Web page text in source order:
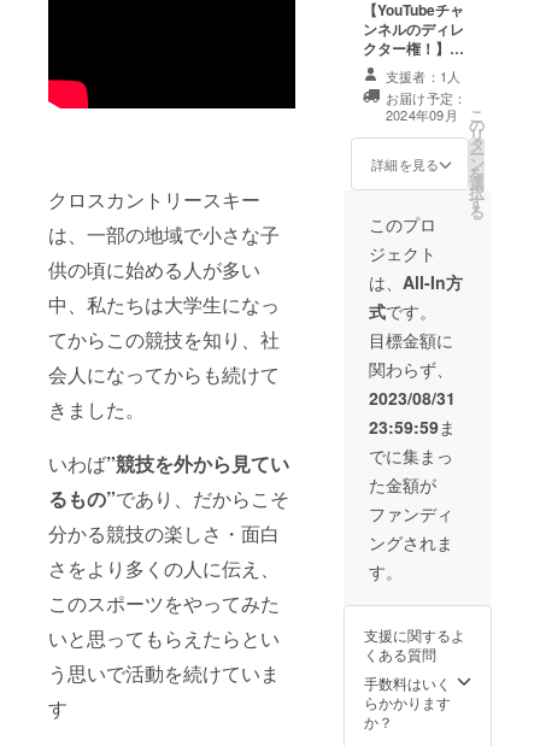
クロスカントリースキー
は、一部の地域で小さな子
供の頃に始める人が多い
中、私たちは大学生になっ
てからこの競技を知り、社
会人になってからも続けて
きました。
いわば”競技を外から見てい
るもの”であり、だからこそ
分かる競技の楽しさ・面白
さをより多くの人に伝え、
このスポーツをやってみた
いと思ってもらえたらとい
う思いで活動を続けていま
す
るか、あなたの
団体・地域でプ
ロモーションさ
せていただきま
す！ 詳細 ①日
程：2024年1月
～9月。 ②時
降、土日祝日の
日中もしくは夕
旭川市内会議室
等 市外
の場合はオンラ
インでの開催 ④
内容：活動に
よって明らかに
なったことやク
ロスカントリー
スキー界への提
言など、ご要望
に合わせてアレ
ンジいたします
⑤スタッフ：今
回のプロジェク
トに関わったメ
ンバーがお話い
たします ⑥会
場：支援者様に
は報告会開催用
お願いいたしま
す 報告
会の開催に伴い
生じる経費は支
援者でご負担を
お願いします
(講師の
【YouTubeチャ
ンネルのディレ
クター権！】
YouTubeチャン
ネル「かむいク
ロカン情報局」
のディレクター
として、動画１
本についてディ
いたします！
するこんな動画
が見たい！」と
いうあなたのご
要望に可能な限
りお応えして、
渾身の動画を作
成いたします！
〇ディレクター
範囲：動画１本
分 ・業務内容
①：動画企画の
提案＆事前打合
せ(1回) ・業務内
画書への意見(1
回) ・業務内容
③：公開前動画
への意見(1回) ・
打合せ方法：旭
川市内の場合は
対面、市外の場
合はオンライン
での実施といた
します ・撮影：
支援者：1人
お届け予定：
2024年09月
詳細を見る
こ
の
リ
タ
ー
ン
を
選
択
す
る
このプロ
ジェクト
は、 All-In方
式です。
目標金額に
関わらず、
2023/08/31
23:59:59ま
でに集まっ
た金額が
ファンディ
ングされま
す。
支援に関するよ
くある質問
手数料はいく
らかかります
か？